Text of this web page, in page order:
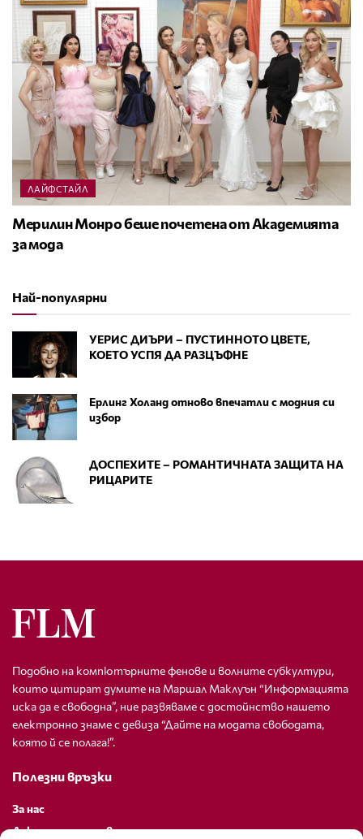
ЛАЙФСТАЙЛ
Мерилин Монро беше почетена от Академията
за мода
Най-популярни
УЕРИС ДИЪРИ – ПУСТИННОТО ЦВЕТЕ,
КОЕТО УСПЯ ДА РАЗЦЪФНЕ
Ерлинг Холанд отново впечатли с модния си
избор
ДОСПЕХИТЕ – РОМАНТИЧНАТА ЗАЩИТА НА
РИЦАРИТЕ
Подобно на компютърните фенове и волните субкултури,
които цитират думите на Маршал Маклуън “Информацията
иска да е свободна”, ние развяваме с достойнство нашето
електронно знаме с девиза “Дайте на модата свободата,
която й се полага!”.
Полезни връзки
За нас
Декларация за поверителност